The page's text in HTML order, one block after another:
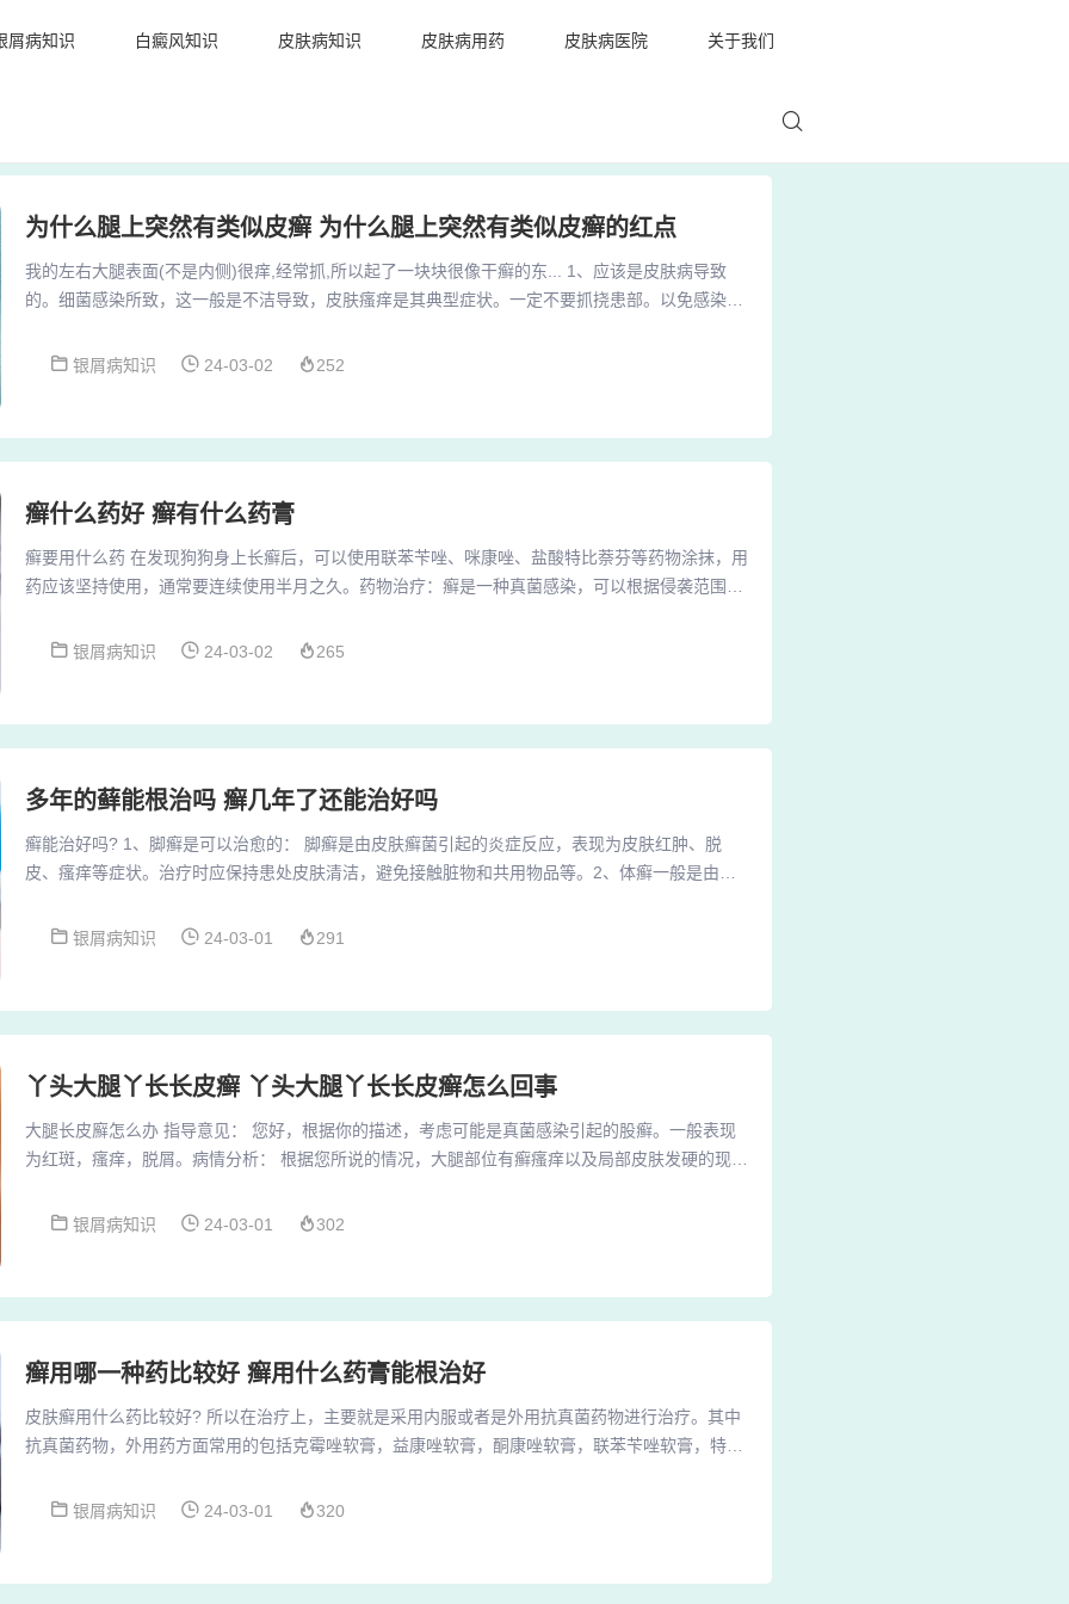
屑病知识 白癜风知识 皮肤病知识 皮肤病用药 皮肤病医院 关于我们
为什么腿上突然有类似皮癣 为什么腿上突然有类似皮癣的红点
我的左右大腿表面(不是内侧)很痒,经常抓,所以起了一块块很像干癣的东... 1、应该是皮肤病导致
的。细菌感染所致，这一般是不洁导致，皮肤瘙痒是其典型症状。一定不要抓挠患部。以免感染。
痒引起的原因如下。有可能是因为自己的情绪太过于紧张，焦虑忧郁等等一些习惯引起的，还有可
银屑病知识 24-03-02 252
癣什么药好 癣有什么药膏
癣要用什么药 在发现狗狗身上长癣后，可以使用联苯苄唑、咪康唑、盐酸特比萘芬等药物涂抹，用
药应该坚持使用，通常要连续使用半月之久。药物治疗：癣是一种真菌感染，可以根据侵袭范围选
疗，如伊曲康唑胶囊、特比萘芬片等。首先狗狗长癣，小面积感染可以使用皮康霜、伊曲康唑、酮
银屑病知识 24-03-02 265
多年的藓能根治吗 癣几年了还能治好吗
癣能治好吗? 1、脚癣是可以治愈的： 脚癣是由皮肤癣菌引起的炎症反应，表现为皮肤红肿、脱
皮、瘙痒等症状。治疗时应保持患处皮肤清洁，避免接触脏物和共用物品等。2、体癣一般是由身
般都患有脚气，身体部位感染足部的真菌，所以也得体癣。3、皮癣病是能治好的。应该早发现早
银屑病知识 24-03-01 291
丫头大腿丫长长皮癣 丫头大腿丫长长皮癣怎么回事
大腿长皮廯怎么办 指导意见： 您好，根据你的描述，考虑可能是真菌感染引起的股癣。一般表现
为红斑，瘙痒，脱屑。病情分析： 根据您所说的情况，大腿部位有癣瘙痒以及局部皮肤发硬的现
店买支专治股藓的软膏就可以了，牌子我忘记的，我买的时候是20块钱一支的。用完保证不复发
银屑病知识 24-03-01 302
癣用哪一种药比较好 癣用什么药膏能根治好
皮肤癣用什么药比较好? 所以在治疗上，主要就是采用内服或者是外用抗真菌药物进行治疗。其中
抗真菌药物，外用药方面常用的包括克霉唑软膏，益康唑软膏，酮康唑软膏，联苯苄唑软膏，特比
有布替萘芬乳膏、特比萘芬乳膏或者复方酮康唑乳膏等等。通过外涂连续治疗一段时间，都会有比
银屑病知识 24-03-01 320